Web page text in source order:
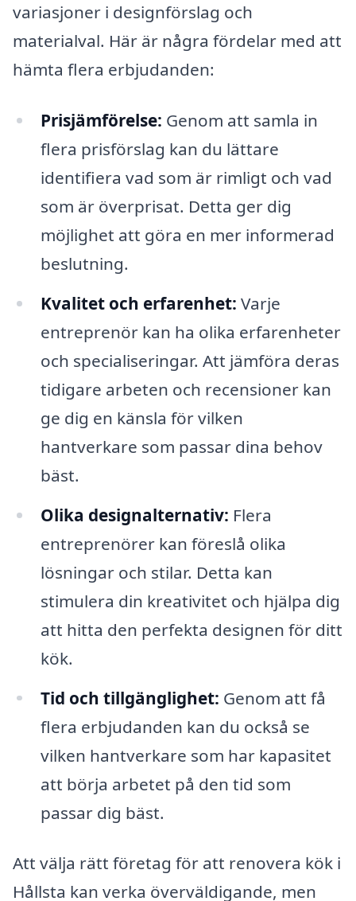
variasjoner i designförslag och
materialval. Här är några fördelar med att
hämta flera erbjudanden:
Prisjämförelse: Genom att samla in
flera prisförslag kan du lättare
identifiera vad som är rimligt och vad
som är överprisat. Detta ger dig
möjlighet att göra en mer informerad
beslutning.
Kvalitet och erfarenhet: Varje
entreprenör kan ha olika erfarenheter
och specialiseringar. Att jämföra deras
tidigare arbeten och recensioner kan
ge dig en känsla för vilken
hantverkare som passar dina behov
bäst.
Olika designalternativ: Flera
entreprenörer kan föreslå olika
lösningar och stilar. Detta kan
stimulera din kreativitet och hjälpa dig
att hitta den perfekta designen för ditt
kök.
Tid och tillgänglighet: Genom att få
flera erbjudanden kan du också se
vilken hantverkare som har kapasitet
att börja arbetet på den tid som
passar dig bäst.
Att välja rätt företag för att renovera kök i
Hållsta kan verka överväldigande, men